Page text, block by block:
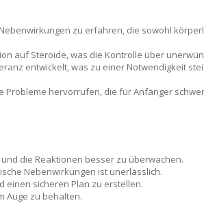
zu erfahren, die sowohl
auf Steroide, was die Kontrolle über
entwickelt, was zu einer Notwendigkeit
hervorrufen, die für Anfänger
die Reaktionen besser zu überwachen.
Nebenwirkungen ist unerlässlich.
einen sicheren Plan zu erstellen.
Auge zu behalten.